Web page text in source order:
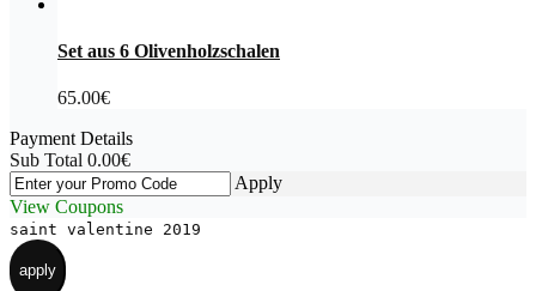
Set aus 6 Olivenholzschalen
65.00€
Payment Details
Sub Total 0.00€
Apply
View Coupons
saint valentine 2019
apply